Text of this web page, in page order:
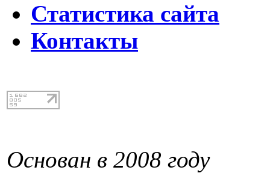
Статистика сайта
Контакты
Основан в 2008 году